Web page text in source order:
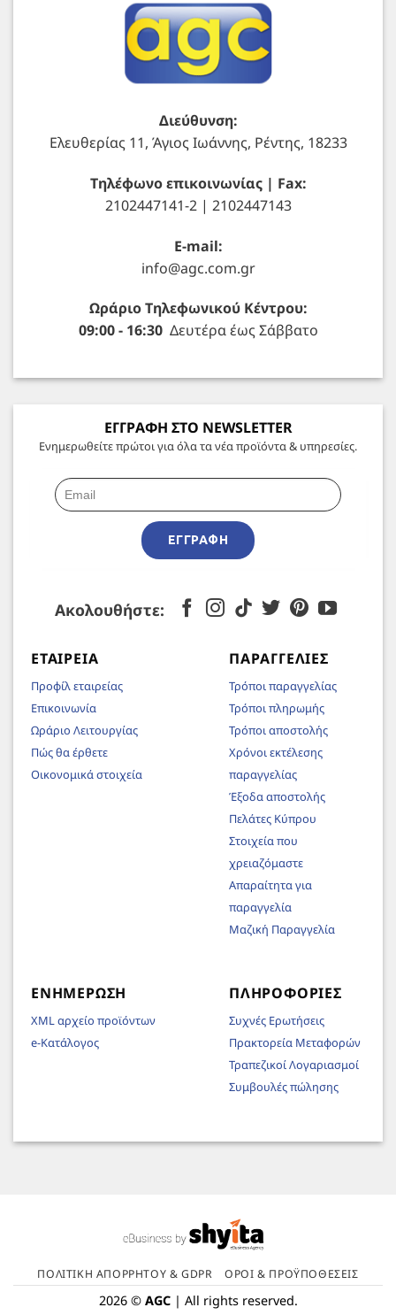
Διεύθυνση:
Ελευθερίας 11, Άγιος Ιωάννης, Ρέντης, 18233
Τηλέφωνο επικοινωνίας | Fax:
2102447141-2 | 2102447143
E-mail:
info@agc.com.gr
Ωράριο Τηλεφωνικού Κέντρου:
09:00 - 16:30Δευτέρα έως Σάββατο
ΕΓΓΡΑΦΗ ΣΤΟ NEWSLETTER
Ενημερωθείτε πρώτοι για όλα τα νέα προϊόντα & υπηρεσίες.
ΕΓΓΡΑΦΉ
Ακολουθήστε:
ΕΤΑΙΡΕΊΑ
Προφίλ εταιρείας
Επικοινωνία
Ωράριο Λειτουργίας
Πώς θα έρθετε
Οικονομικά στοιχεία
ΠΑΡΑΓΓΕΛΊΕΣ
Τρόποι παραγγελίας
Τρόποι πληρωμής
Τρόποι αποστολής
Χρόνοι εκτέλεσης
παραγγελίας
Έξοδα αποστολής
Πελάτες Κύπρου
Στοιχεία που
χρειαζόμαστε
Απαραίτητα για
παραγγελία
Μαζική Παραγγελία
ΕΝΗΜΈΡΩΣΗ
XML αρχείο προϊόντων
e-Κατάλογος
ΠΛΗΡΟΦΟΡΊΕΣ
Συχνές Ερωτήσεις
Πρακτορεία Μεταφορών
Τραπεζικοί Λογαριασμοί
Συμβουλές πώλησης
ΠΟΛΙΤΙΚΉ ΑΠΟΡΡΉΤΟΥ & GDPR ΌΡΟΙ & ΠΡΟΫΠΟΘΈΣΕΙΣ
2026 © AGC| All rights reserved.